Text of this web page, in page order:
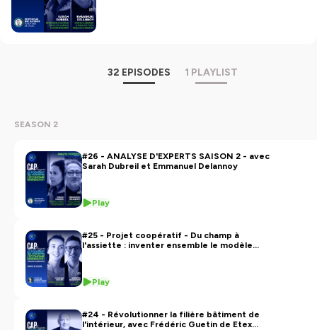
32 EPISODES 1 PLAYLIST
SEASON 2
#26 - ANALYSE D'EXPERTS SAISON 2 - avec
Sarah Dubreil et Emmanuel Delannoy
Play
#25 - Projet coopératif - Du champ à
l'assiette : inventer ensemble le modèle
Play
#24 - Révolutionner la filière bâtiment de
l'intérieur, avec Frédéric Guetin de Etex